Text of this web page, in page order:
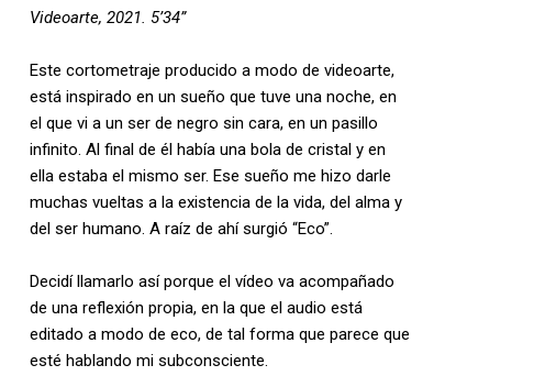
Videoarte, 2021. 5’34”
Este cortometraje producido a modo de videoarte,
está inspirado en un sueño que tuve una noche, en
el que vi a un ser de negro sin cara, en un pasillo
infinito. Al final de él había una bola de cristal y en
ella estaba el mismo ser. Ese sueño me hizo darle
muchas vueltas a la existencia de la vida, del alma y
del ser humano. A raíz de ahí surgió “Eco”.
Decidí llamarlo así porque el vídeo va acompañado
de una reflexión propia, en la que el audio está
editado a modo de eco, de tal forma que parece que
esté hablando mi subconsciente.